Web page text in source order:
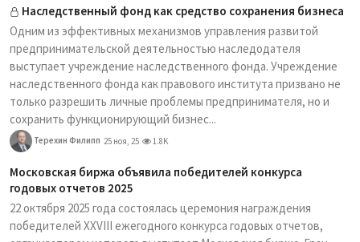
Наследственный фонд как средство сохранения бизнеса
Одним из эффективных механизмов управления развитой
предпринимательской деятельностью наследодателя
выступает учреждение наследственного фонда. Учреждение
наследственного фонда как правового института призвано не
только разрешить личные проблемы предпринимателя, но и
сохранить функционирующий бизнес...
Терехин Филипп 25 ноя, 25 1.8K
Московская биржа объявила победителей конкурса
годовых отчетов 2025
22 октября 2025 года состоялась церемония награждения
победителей XXVIII ежегодного конкурса годовых отчетов,